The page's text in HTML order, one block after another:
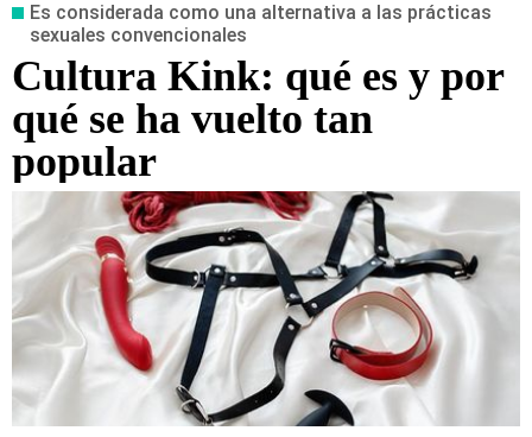
Es considerada como una alternativa a las prácticas
sexuales convencionales
Cultura Kink: qué es y por
qué se ha vuelto tan
popular